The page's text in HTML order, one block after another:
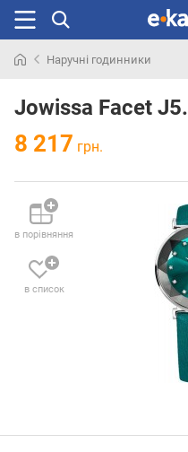
раніше
Наручні годинники
Jowissa Facet
8 217 грн.
в порівняння
в список